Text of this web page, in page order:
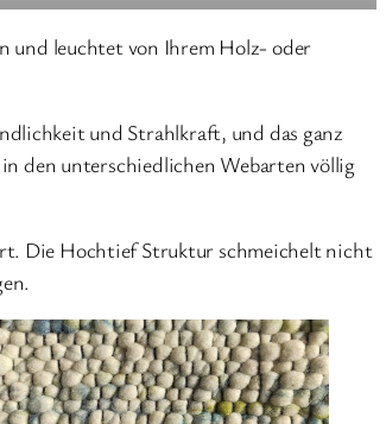
und leuchtet von Ihrem Holz- oder
und Strahlkraft, und das ganz
den unterschiedlichen Webarten völlig
Die Hochtief Struktur schmeichelt nicht